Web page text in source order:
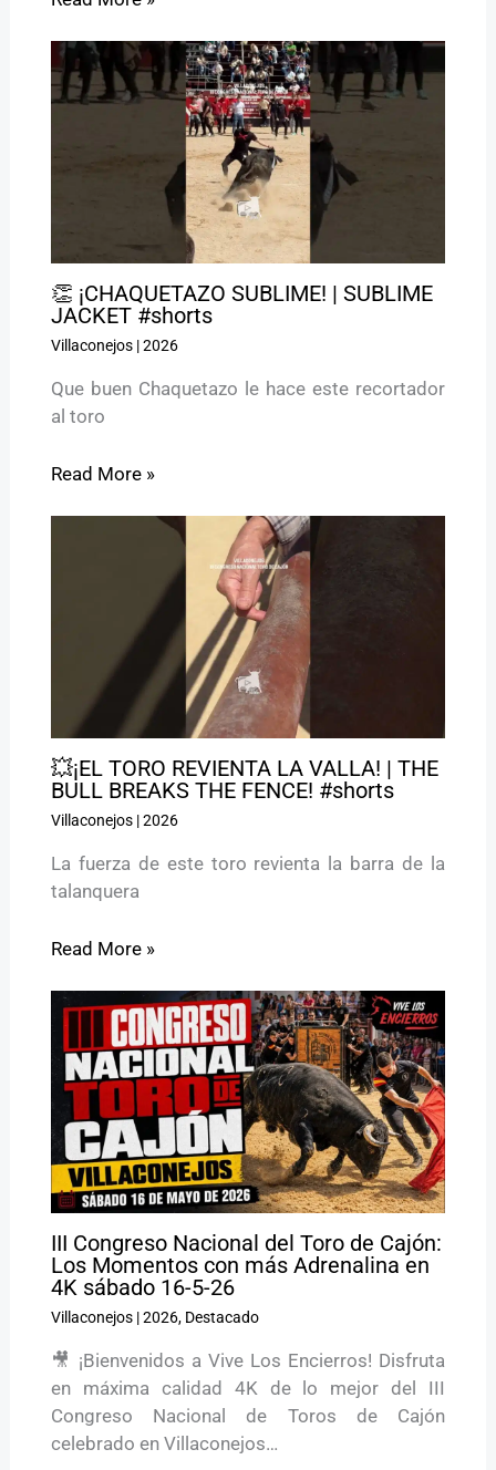
👏 ¡CHAQUETAZO SUBLIME! | SUBLIME
JACKET #shorts
Villaconejos|2026
Que buen Chaquetazo le hace este recortador
al toro
Read More »
💥¡EL TORO REVIENTA LA VALLA! | THE
BULL BREAKS THE FENCE! #shorts
Villaconejos|2026
La fuerza de este toro revienta la barra de la
talanquera
Read More »
III Congreso Nacional del Toro de Cajón:
Los Momentos con más Adrenalina en
4K sábado 16-5-26
Villaconejos|2026, Destacado
🎥 ¡Bienvenidos a Vive Los Encierros! Disfruta
en máxima calidad 4K de lo mejor del III
Congreso Nacional de Toros de Cajón
celebrado en Villaconejos…